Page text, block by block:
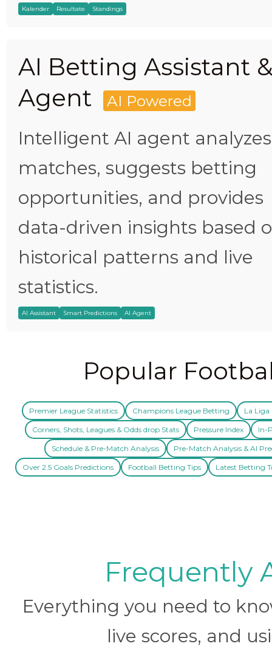
Kalender Resultate Standings
AI Betting Assistant
Agent
AI Powered
Intelligent AI agent analyzes
matches, suggests betting
opportunities, and provides
data-driven insights based
historical patterns and live
statistics.
AI Assistant Smart Predictions AI Agent
Popular
Premier League Statistics Champions League Betting La Liga
Corners, Shots, Leagues & Odds drop Stats Pressure Index In-
Schedule & Pre-Match Analysis Pre-Match Analysis & AI
Over 2.5 Goals Predictions Football Betting Tips Latest Betting
Frequently
Everything you need to
live scores, and